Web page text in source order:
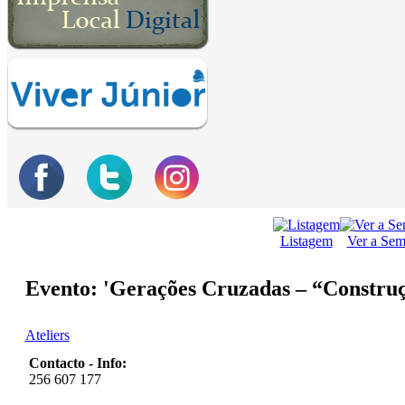
Listagem Ver a
Evento: 'Gerações Cruzadas –
Ateliers
Contacto - Info:
256 607 177